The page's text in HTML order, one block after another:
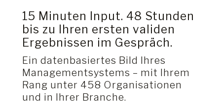
15 Minuten Input. 48 Stunden
bis zu Ihren ersten validen
Ergebnissen im Gespräch.
Ein datenbasiertes Bild Ihres
Managementsystems – mit Ihrem
Rang unter 458 Organisationen
und in Ihrer Branche.